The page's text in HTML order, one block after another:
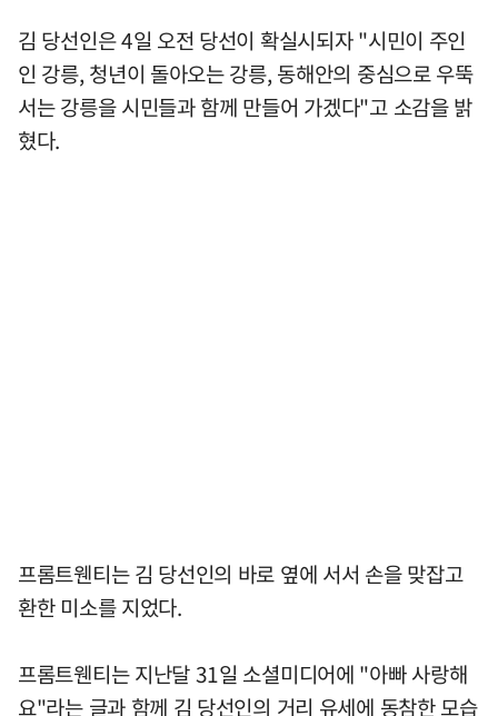
김 당선인은 4일 오전 당선이 확실시되자 "시민이 주인
인 강릉, 청년이 돌아오는 강릉, 동해안의 중심으로 우뚝
서는 강릉을 시민들과 함께 만들어 가겠다"고 소감을 밝
혔다.
프롬트웬티는 김 당선인의 바로 옆에 서서 손을 맞잡고
환한 미소를 지었다.
프롬트웬티는 지난달 31일 소셜미디어에 "아빠 사랑해
요"라는 글과 함께 김 당선인의 거리 유세에 동참한 모습